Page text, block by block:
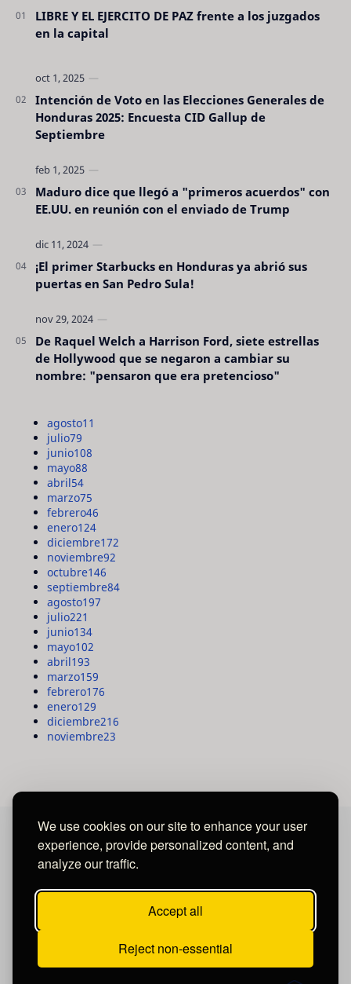
We use cookies on our site to enhance your user
experience, provide personalized content, and
analyze our traffic.
Accept all
Reject non-essential
LIBRE Y EL EJERCITO DE PAZ frente a los juzgados
en la capital
Intención de Voto en las Elecciones Generales de
Honduras 2025: Encuesta CID Gallup de
Septiembre
Maduro dice que llegó a "primeros acuerdos" con
EE.UU. en reunión con el enviado de Trump
¡El primer Starbucks en Honduras ya abrió sus
puertas en San Pedro Sula!
De Raquel Welch a Harrison Ford, siete estrellas
de Hollywood que se negaron a cambiar su
nombre: "pensaron que era pretencioso"
agosto11
julio79
junio108
mayo88
abril54
marzo75
febrero46
enero124
diciembre172
noviembre92
octubre146
septiembre84
agosto197
julio221
junio134
mayo102
abril193
marzo159
febrero176
enero129
diciembre216
noviembre23
MAYA MEDIA GROUP
Ubicados en Tegucigalpa - Honduras.